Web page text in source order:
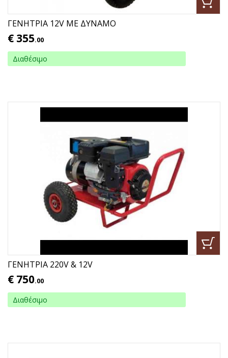
ΓΕΝΗΤΡΙΑ 12V ΜΕ ΔΥΝΑΜΟ
€ 355.00
Διαθέσιμο
ΓΕΝΗΤΡΙΑ 220V & 12V
€ 750.00
Διαθέσιμο